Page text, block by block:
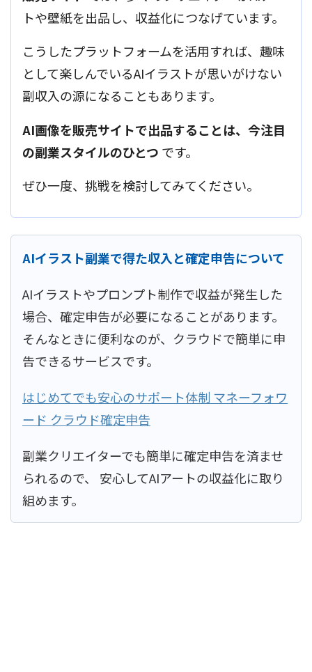
トや壁紙を出品し、収益化につなげています。
こうしたプラットフォームを活用すれば、趣味
として楽しんでいるAIイラストが思いがけない
副収入の源になることもあります。
AI画像を販売サイトで出品することは、今注目
の副業スタイルのひとつ です。
ぜひ一度、挑戦を検討してみてください。
AIイラスト副業で得た収入と確定申告について
AIイラストやプロンプト制作で収益が発生した
場合、確定申告が必要になることがあります。
そんなときに便利なのが、クラウドで簡単に申
告できるサービスです。
はじめてでも安心のサポート体制 マネーフォワ
ード クラウド確定申告
副業クリエイターでも簡単に確定申告を済ませ
られるので、 安心してAIアートの収益化に取り
組めます。